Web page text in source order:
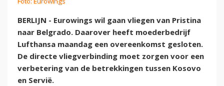
BERLIJN - Eurowings wil gaan vliegen van Pristina
naar Belgrado. Daarover heeft moederbedrijf
Lufthansa maandag een overeenkomst gesloten.
De directe vliegverbinding moet zorgen voor een
verbetering van de betrekkingen tussen Kosovo
en Servië.